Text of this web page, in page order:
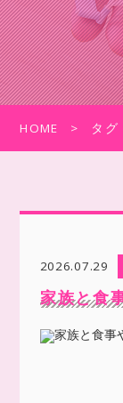
HOME タグ
2026.07.29
家族と食